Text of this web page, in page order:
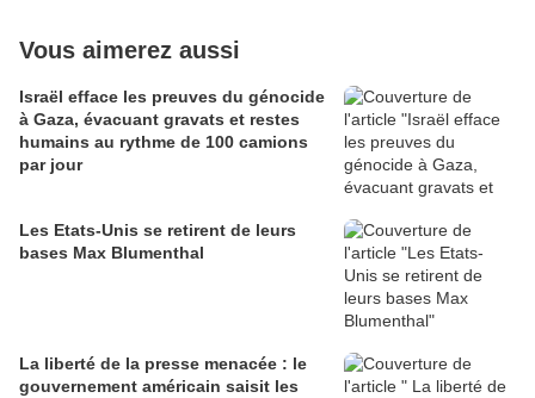
Vous aimerez aussi
Israël efface les preuves du génocide
à Gaza, évacuant gravats et restes
humains au rythme de 100 camions
par jour
Les Etats-Unis se retirent de leurs
bases Max Blumenthal
La liberté de la presse menacée : le
gouvernement américain saisit les